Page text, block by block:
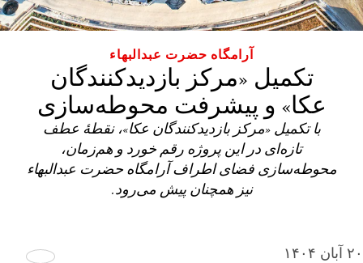
آرامگاه حضرت عبدالبهاء
تکمیل «مرکز بازدیدکنندگان
عکا» و پیشرفت محوطه‌سازی
با تکمیل «مرکز بازدیدکنندگان عکا»، نقطهٔ عطف
تازه‌ای در این پروژه رقم خورد و هم‌زمان،
محوطه‌سازی فضای اطراف آرامگاه حضرت عبدالبهاء
نیز همچنان پیش می‌رود.
۲۰ آبان ۱۴۰۴